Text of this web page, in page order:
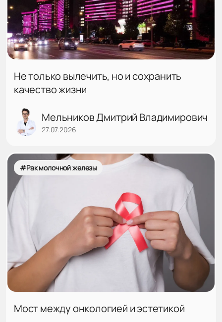
Не только вылечить, но и сохранить
качество жизни
Мельников Дмитрий Владимирович
27.07.2026
#Рак молочной железы
Мост между онкологией и эстетикой